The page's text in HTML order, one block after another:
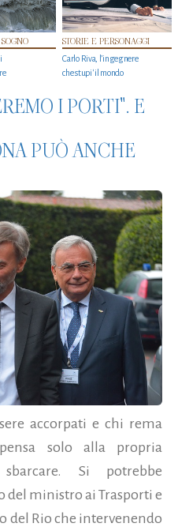
STORIE E PERSONAGGI
Carlo Riva, l’ingegnere
che stupi' il mondo
I PORTI". E
PUÒ ANCHE
accorpati e chi rema
solo alla propria
Si potrebbe
del ministro ai Trasporti e
del Rio che intervenendo